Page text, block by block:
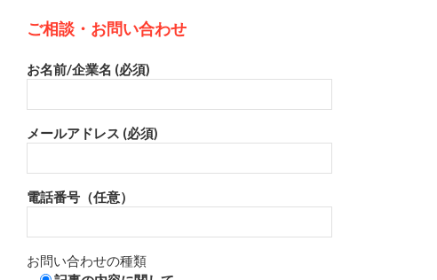
ご相談・お問い合わせ
お名前/企業名 (必須)
メールアドレス (必須)
電話番号（任意）
お問い合わせの種類